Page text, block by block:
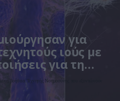
για
ιούς με
για τη
τη βοήθεια Τεχνητής Νοημοσύνης που εξοντώνουν